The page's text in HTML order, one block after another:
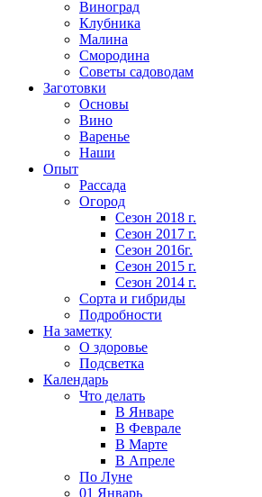
Виноград
Клубника
Малина
Смородина
Советы садоводам
Заготовки
Основы
Вино
Варенье
Наши
Опыт
Рассада
Огород
Сезон 2018 г.
Сезон 2017 г.
Сезон 2016г.
Сезон 2015 г.
Сезон 2014 г.
Сорта и гибриды
Подробности
На заметку
О здоровье
Подсветка
Календарь
Что делать
В Январе
В Феврале
В Марте
В Апреле
По Луне
01 Январь